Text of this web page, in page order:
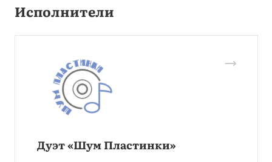
Исполнители
Дуэт «Шум Пластинки»